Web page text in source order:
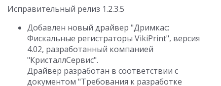
Исправительный релиз 1.2.3.5
Добавлен новый драйвер "Дримкас:
Фискальные регистраторы VikiPrint", версия
4.02, разработанный компанией
"КристаллСервис".
Драйвер разработан в соответствии с
документом "Требования к разработке